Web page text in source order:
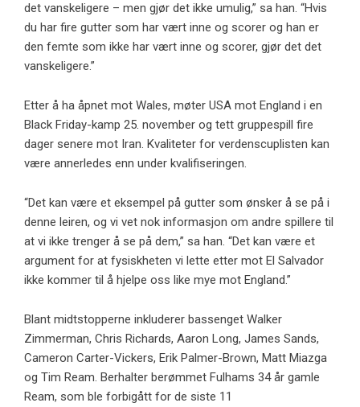
det vanskeligere – men gjør det ikke umulig,” sa han. “Hvis
du har fire gutter som har vært inne og scorer og han er
den femte som ikke har vært inne og scorer, gjør det det
vanskeligere.”
Etter å ha åpnet mot Wales, møter USA mot England i en
Black Friday-kamp 25. november og tett gruppespill fire
dager senere mot Iran. Kvaliteter for verdenscuplisten kan
være annerledes enn under kvalifiseringen.
“Det kan være et eksempel på gutter som ønsker å se på i
denne leiren, og vi vet nok informasjon om andre spillere til
at vi ikke trenger å se på dem,” sa han. “Det kan være et
argument for at fysiskheten vi lette etter mot El Salvador
ikke kommer til å hjelpe oss like mye mot England.”
Blant midtstopperne inkluderer bassenget Walker
Zimmerman, Chris Richards, Aaron Long, James Sands,
Cameron Carter-Vickers, Erik Palmer-Brown, Matt Miazga
og Tim Ream. Berhalter berømmet Fulhams 34 år gamle
Ream, som ble forbigått for de siste 11